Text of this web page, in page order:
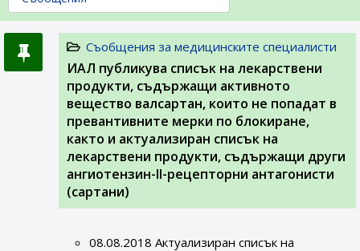
Съобщения за медицинските специалисти
ИАЛ публикува списък на лекарствени
продукти, съдържащи активното
вещество валсартан, които не попадат в
превантивните мерки по блокиране,
както и актуализиран списък на
лекарствени продукти, съдържащи други
ангиотензин-II-рецепторни антагонисти
(сартани)
08.08.2018 Актуализиран списък на